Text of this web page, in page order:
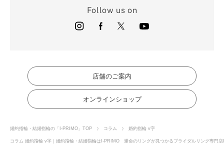
Follow us on
店舗のご案内
オンラインショップ
婚約指輪・結婚指輪の「I-PRIMO」TOP コラム 婚約指輪 v字
コラム 婚約指輪 v字｜婚約指輪・結婚指輪はI-PRIMO 運命のリングが見つかるブライダルリング専門